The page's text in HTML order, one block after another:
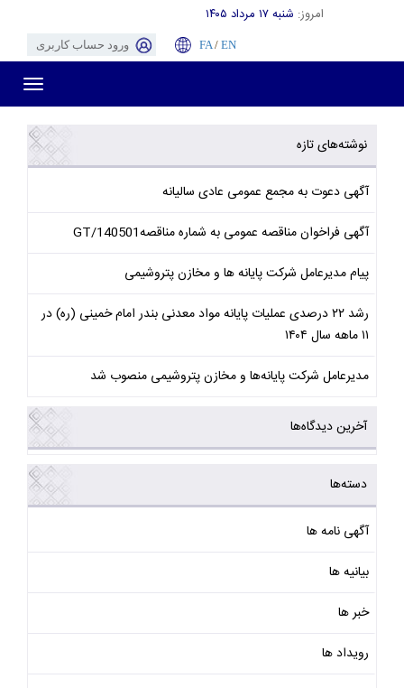
امروز: شنبه ۱۷ مرداد ۱۴۰۵
FA/ EN ورود حساب کاربری
نوشته‌های تازه
آگهی دعوت به مجمع عمومی عادی سالیانه
آگهی فراخوان مناقصه عمومی به شماره مناقصهGT/140501
پیام مدیرعامل شرکت پایانه ها و مخازن پتروشیمی
رشد ۲۲ درصدی عملیات پایانه مواد معدنی بندر امام خمینی (ره) در
۱۱ ماهه سال ۱۴۰۴
مدیرعامل شرکت پایانه‌ها و مخازن پتروشیمی منصوب شد
آخرین دیدگاه‌ها
دسته‌ها
آگهی نامه ها
بیانیه ها
خبر ها
رویداد ها